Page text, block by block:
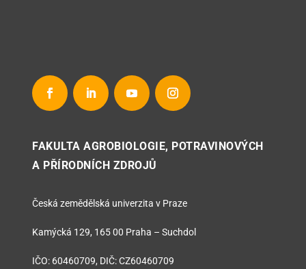
FAKULTA AGROBIOLOGIE, POTRAVINOVÝCH
A PŘÍRODNÍCH ZDROJŮ
Česká zemědělská univerzita v Praze
Kamýcká 129, 165 00 Praha – Suchdol
IČO: 60460709, DIČ: CZ60460709